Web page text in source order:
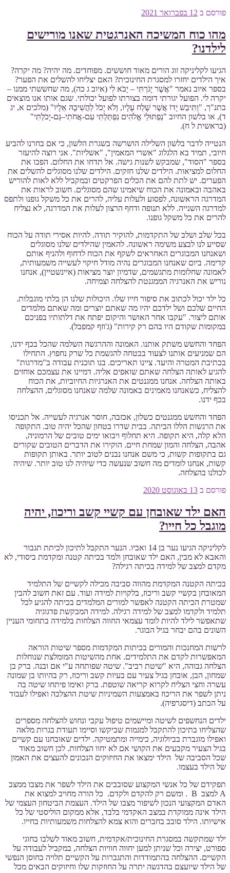
פורסם ב 12 בפברואר 2021
מהו כוח המשיכה האנרגטית שאנו מורישים
לילדנו?
הגיעו לקליניקה זוג הורים מאוד חוששים. מפוחדים. מה יהיה? מה יקרה?
איך הילדים יחזרו למסגרת החינוכית? האם יצליחו להשלים את הפער?
בספר איוב נאמר "אֲשֶׁר יָגֹרְתִּי – יָבֹא לִי (איוב ג כה), מה שחששתי ממנו –
יקרה לי. הפועל יגורתי דומה בצורתו לפועל יכולתי. שגם אותו אנו מוצאים
בתנ"ך, "וַתִּיבַשׁ יָדוֹ אֲשֶׁר שָׁלַח עָלָיו, וְלֹא יָכֹל לַהֲשִׁיבָהּ אֵלָיו" (מלכים א, יג
ד), או בלשון החיוב "נַפְתּוּלֵי אֱלֹהִים נִפְתַּלְתִּי עִם-אֲחֹתִי–גַּם-יָכֹלְתִּי"
(בראשית ל ח).
הנטייה לדבר בלשון השלילה הושרשה בשגרת הלשון, כי אם בחרנו להביע
חיובי, תמיד בא הלגלוג "אשרי המאמין", "אשליות". אני רוצה להיעזר
בספר "הסוד", שמבקש לשנות גישה. אל תדחו את החלום. הפכו את
החלום למציאות. הילדים שלנו חזקים. הילדים שלנו מסוגלים להשלים את
הפערים. יש לתת להם את הכלים הפרקטים ובמקביל ללא לאות להוריש
באהבה ובאמונה את הכוח שיאמינו שהם מסוגלים. חשוב לראות את
המדרגה הראשונה, לפסוע ולעלות עליה, להרים את כל משקל גופנו ולתפס
למדרגה השנייה. ללא תנופה ודחף הרצון לעלות את המדרגה, לא נצליח
להרים את כל משקל גופנו.
בכל שלב ושלב של התקדמות, להוקיר תודה. להיות אסירי תודה על הכוח
שסייע לנו לבצע משימה ראשונה. להאמין שהילדים שלנו מסוגלים
ושאנחנו המבוגרים האחראים לשקף את הכוח לדחוף ולהניף אותם
קדימה. ביום שאנחנו המבוגרים נהיה מודל חיקוי לעשייה משמעותית,
לאמונה שחלומות מתגשמים, שדמיון יוצר מציאות (איינשטיין), אנחנו
נוריש את האנרגיה הממגנטת להצלחה וצמיחה.
כל ילד יכול לכתוב את סיפור חייו שלו. היכולות שלנו הן בלתי מוגבלות.
החיים שלכם ושל ילדכם יהיו מה שאתם יוצרים ומה שאתם מלמדים
אותם ליצור. "עקבו אחר האושר והיקום יפתח את דלתותיו בפניכם
במקומות שקודם היו בהם רק קירות" (ג'וזף קמפבל).
הפחד והחשש משתק אותנו. האמונה וההרגשה השלמה שהכל בכף ידנו,
הם שמניעים אותנו לצעוד בבטחה להגשמת כל שרק נחפוץ. התחילו
בכתיבת המטרה והיעד. ציינו תאריכים. בנו תוכנית עבודה ב"מדרגות"
להגיע לאותה הצלחה שאתם שואפים אליה. דמיינו את עצמכם אוחזים
באותה הצלחה. אנחנו ממגנטים את האנרגיות החיוביות, את הכוח
להצליח, כשאנחנו מאמינים באמונה שלמה שאנחנו מסוגלים, ההצלחה
בכף ידנו.
הפחד והחשש ממגנטים כשלון, אכזבה, חוסר אנרגיה לעשייה. אל תכניסו
את הרגשות הללו הביתה. בבית שדרו בטחון שהכל יהיה טוב. התקופה
הלא קלה, היא תקופה. היא תחלוף ויבואו ימים טובים של הרמוניה,
אהבה, הצלחה והמון שמחת חיים. הוקירו את הדברים הטובים שקורים
גם בתקופות קשות, כי משם אנחנו נבנים לטוב יותר. באותן תקופות
קשות, אנחנו לומדים מה חשוב שנעשה כדי שיהיה לנו טוב יותר. שיהיה
לכולנו בהצלחה.
פורסם ב 13 באוגוסט 2020
האם ילד שאובחן עם קשיי קשב וריכוז, יהיה
מוגבל כל חייו?
לקליניקה הגיעו נער בן 14 ואביו. הנער התקבל לתיכון לכיתת תגבור
והאבא לא מבין, האם ילד שאובחן ולמד בכיתה קטנה ומקדמת ביסודי, לא
מקדם למצב של למידה בכיתה רגילה?
בכיתה הקטנה המקדמת מהווה סביבה מכילה לקשיים של התלמיד
המאובחן בקשיי קשב וריכוז, בלקויות למידה ועוד. עם זאת חשוב להבין
שמטרת הכיתה הקטנה לאפשר למורים המלמדים בכיתה להגיע לכל
תלמיד ולקדמו למצב של למידה רגילה. למידה המבקשת פדגוגיה
שתאפשר לילד להיות לומד עצמאי החווה הצלחות בלמידה בתחומי העניין
השונים בהם יבחר בגיל הבוגר.
לרשות המחנכות והמורים בכיתות המקדמות מספר שיטות הוראה
המאפשרות לקדם את התלמידים. אחת מהשיטות המומלצת שנוחלות
הצלחה גבוהה, היא "שיטת רביב". שיטה שפותחה ע"י אם ובנה. ברק בן
שמחון, הבן, אובחן בגיל צעיר עם בעיות קשב וריכוז, רק בהיותו בן שמונה
עשרה וחצי הצליח לקרוא קריאה שוטפת. ברק ואימו פיתחו שיטה בה
ניתן לשפר את הריכוז באמצעות השמיניות שיטת ההצלבה ואפילו לעבוד
על הכתב (דיסגרפיה).
ילדים הנחשפים לשיטה ומיישמים טיפול עקבי ונחוש להצלחה מספרים
שהצליחו בתיכון להתקבל למגמות שביקשו וסיימו תעודת בגרות מלאה
ואפילו מוגברת בביולוגיה, כימייה ומתמטיקה. ילדים שאובחנו עם קשיים
בגיל הצעיר מקבעים את הקושי אם לא יחוו הצלחות. לכן חשוב מאוד
שכל הסביבה של הילד ימצאו את החיזוקים הנכונים להעצים את האמון
של הילד בעצמו.
תפקידם של כל אנשי המקצוע שסובבים את הילד לשפר את מצבו ממצב
A למצב B . ומשם רק להקדם ולקדם. כל הורה מחויב למצוא את
האדם המקצועי הנכון לשיפור מצבו של הילד. העצמת הביטחון העצמי של
הילד אינה ממוקדת במצב האקדמי בלבד, אלא ממקום הוליסטי של כל
אישיותו. הילד סובב בחברים והוא צמא להצלחות משמעותיות בחייו.
ילד שמתקשה במסגרת החינוכית/אקדמית, חשוב מאוד לשלבו בחוגי
ספורט, יצירה וכל שניתן למען יחווה חוויות הצלחה, במקביל לעבודה על
הקשיים. ההצלחה בהתמודדות והתגברות על הקשיים תלויה בחוסן הנפשי
של הילד שיועצם בהדגשה יתרה על החוזקות שלו וחיזוקים הבאים מכל